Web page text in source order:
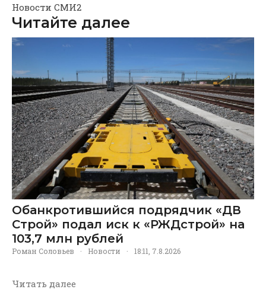
Новости СМИ2
Читайте далее
Обанкротившийся подрядчик «ДВ
Строй» подал иск к «РЖДстрой» на
103,7 млн рублей
Роман Соловьев · Новости · 18:11, 7.8.2026
Читать далее